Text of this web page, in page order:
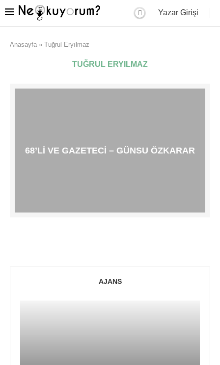
Yazar Girişi
Anasayfa » Tuğrul Eryılmaz
TUĞRUL ERYILMAZ
68’LI VE GAZETECI – GÜNSU ÖZKARAR
AJANS